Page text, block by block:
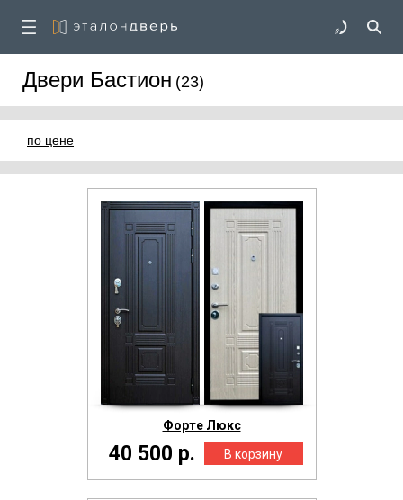
Двери Бастион (23)
по цене
Форте Люкс
40 500 р.